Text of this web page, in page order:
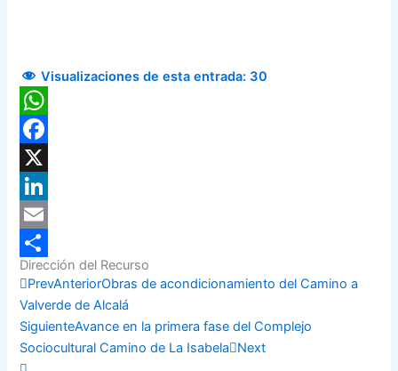
Visualizaciones de esta entrada: 30
WhatsApp
Facebook
X
LinkedIn
Email
Compartir
Dirección del Recurso
PrevAnteriorObras de acondicionamiento del Camino a
Valverde de Alcalá
SiguienteAvance en la primera fase del Complejo
Sociocultural Camino de La Isabela
Next